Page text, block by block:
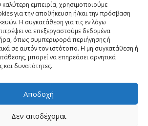
εμπειρία, χρησιμοποιούμε
για την αποθήκευση ή/και την πρόσβαση
Η συγκατάθεση για τις εν λόγω
να επεξεργαστούμε δεδομένα
όπως συμπεριφορά περιήγησης ή
σε αυτόν τον ιστότοπο. Η μη συγκατάθεση ή
μπορεί να επηρεάσει αρνητικά
και δυνατότητες.
Αποδοχή
Δεν αποδέχομαι
3, 10675 Αθήνα
επικοινωνίας:pisinfo@pis.gr